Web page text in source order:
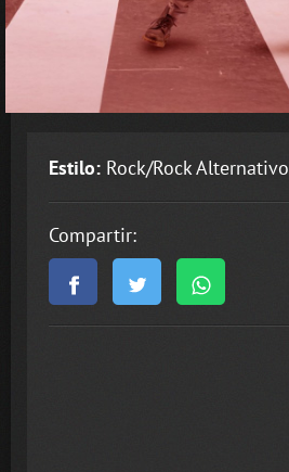
Estilo: Rock/Rock Alternativo
Compartir: